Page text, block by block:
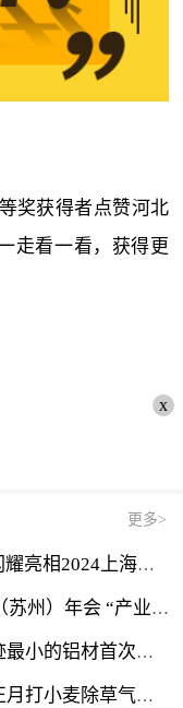
奖获得者点赞河北
走看一看，获得更
x
更多>
际压缩机及设备展览会
高质量发展”行业创新论坛召开
首次在中国进行测试
温多少能打？ 全球短讯